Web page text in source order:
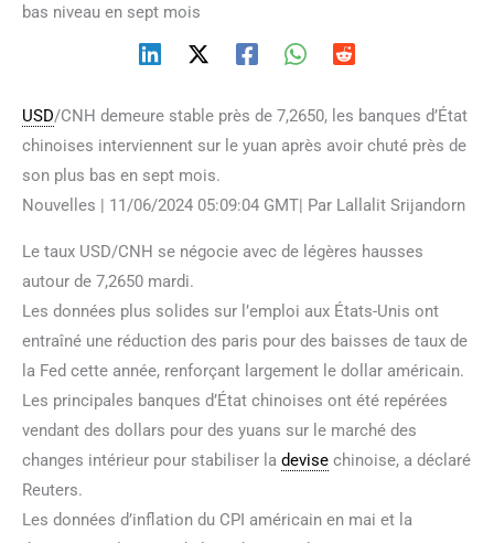
bas niveau en sept mois
USD/CNH demeure stable près de 7,2650, les banques d’État
chinoises interviennent sur le yuan après avoir chuté près de
son plus bas en sept mois.
Nouvelles | 11/06/2024 05:09:04 GMT| Par Lallalit Srijandorn
Le taux USD/CNH se négocie avec de légères hausses
autour de 7,2650 mardi.
Les données plus solides sur l’emploi aux États-Unis ont
entraîné une réduction des paris pour des baisses de taux de
la Fed cette année, renforçant largement le dollar américain.
Les principales banques d’État chinoises ont été repérées
vendant des dollars pour des yuans sur le marché des
changes intérieur pour stabiliser la devise chinoise, a déclaré
Reuters.
Les données d’inflation du CPI américain en mai et la